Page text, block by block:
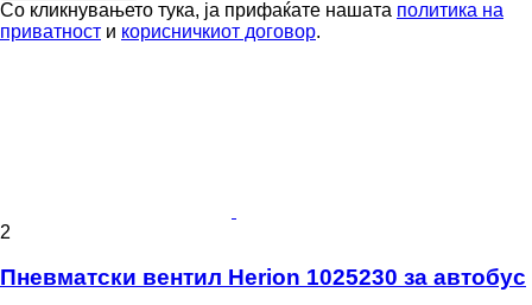
Со кликнувањето тука, ја прифаќате нашата политика на
приватност и корисничкиот договор.
2
Пневматски вентил Herion 1025230 за автобус